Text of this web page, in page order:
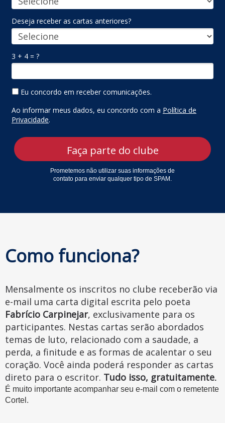
Deseja receber as cartas anteriores?
3 + 4 = ?
Eu concordo em receber comunicações.
Ao informar meus dados, eu concordo com a Política de
Privacidade.
Faça parte do clube
Prometemos não utilizar suas informações de
contato para enviar qualquer tipo de SPAM.
Como funciona?
Mensalmente os inscritos no clube receberão via
e-mail uma carta digital escrita pelo poeta
Fabrício Carpinejar, exclusivamente para os
participantes. Nestas cartas serão abordados
temas de luto, relacionado com a saudade, a
perda, a finitude e as formas de acalentar o seu
coração. Você ainda poderá responder as cartas
direto para o escritor. Tudo isso, gratuitamente.
É muito importante acompanhar seu e-mail com o remetente
Cortel.